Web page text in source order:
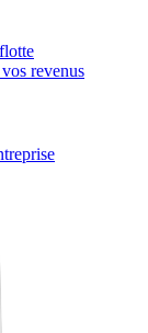
revenus